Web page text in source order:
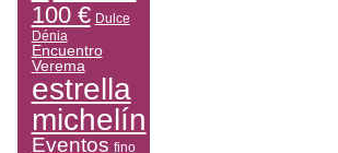
100 € Dulce
Dénia
Encuentro
Verema
estrella
michelín
Eventos fino